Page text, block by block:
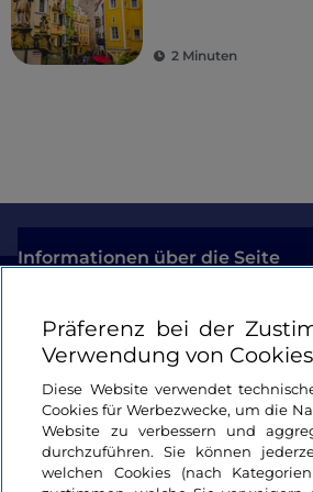
2 Minuten
Informationen über die Seite
Nützliche Links
Login
Bleiben wir in Kontakt
Präferenz bei der
Verwendung von Cookies
Diese Website verwendet
Cookies für Werbezwecke, um die
Website zu verbessern und
durchzuführen. Sie können
welchen Cookies (nach